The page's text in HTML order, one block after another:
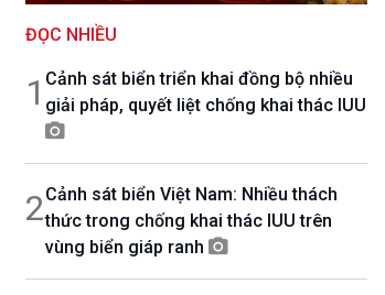
Quảng cáo
Quân đội nhân dân
07h00-08h30
Theo dòng thời sự
08h55-09h00
Chương trình đệm
09h00-10h00
ĐỌC NHIỀU
1 Cảnh sát biển triển khai đồng bộ nhiều
giải pháp, quyết liệt chống khai thác IUU
2Cảnh sát biển Việt Nam: Nhiều thách
thức trong chống khai thác IUU trên
vùng biển giáp ranh